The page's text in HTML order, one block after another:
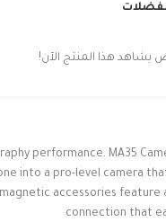
هذا المنتج الآن!
performance. MA35
into a pro-level camera
magnetic accessories feature
connection that